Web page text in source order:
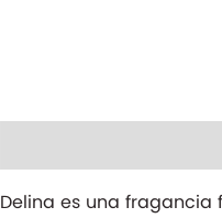
Delina es una fragancia